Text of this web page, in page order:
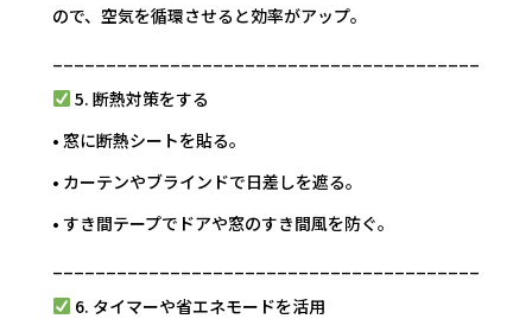
ので、空気を循環させると効率がアップ。
5. 断熱対策をする
• 窓に断熱シートを貼る。
• カーテンやブラインドで日差しを遮る。
• すき間テープでドアや窓のすき間風を防ぐ。
6. タイマーや省エネモードを活用